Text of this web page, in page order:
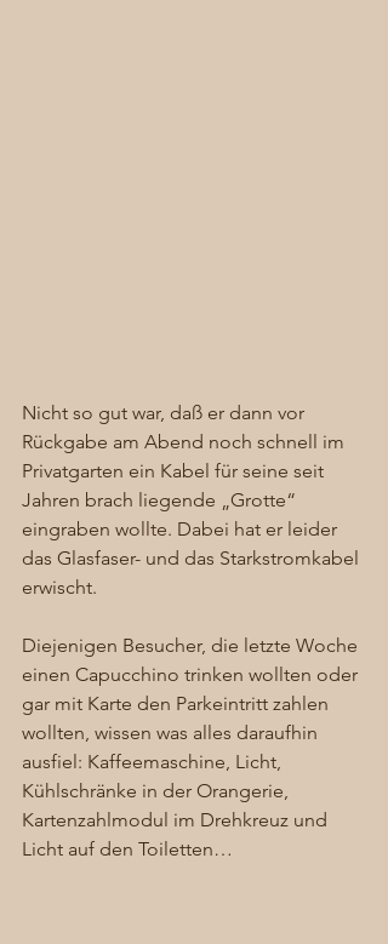
Nicht so gut war, daß er dann vor
Rückgabe am Abend noch schnell im
Privatgarten ein Kabel für seine seit
Jahren brach liegende „Grotte“
eingraben wollte. Dabei hat er leider
das Glasfaser- und das Starkstromkabel
erwischt.
Diejenigen Besucher, die letzte Woche
einen Capucchino trinken wollten oder
gar mit Karte den Parkeintritt zahlen
wollten, wissen was alles daraufhin
ausfiel: Kaffeemaschine, Licht,
Kühlschränke in der Orangerie,
Kartenzahlmodul im Drehkreuz und
Licht auf den Toiletten…